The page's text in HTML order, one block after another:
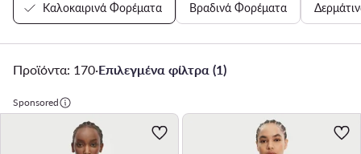
Καλοκαιρινά Φορέματα Βραδινά Φορέματα
Προϊόντα: 170·Επιλεγμένα φίλτρα (1)
Sponsored